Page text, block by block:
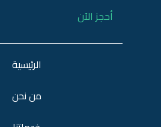
أحجز الآن
الرئيسية
من نحن